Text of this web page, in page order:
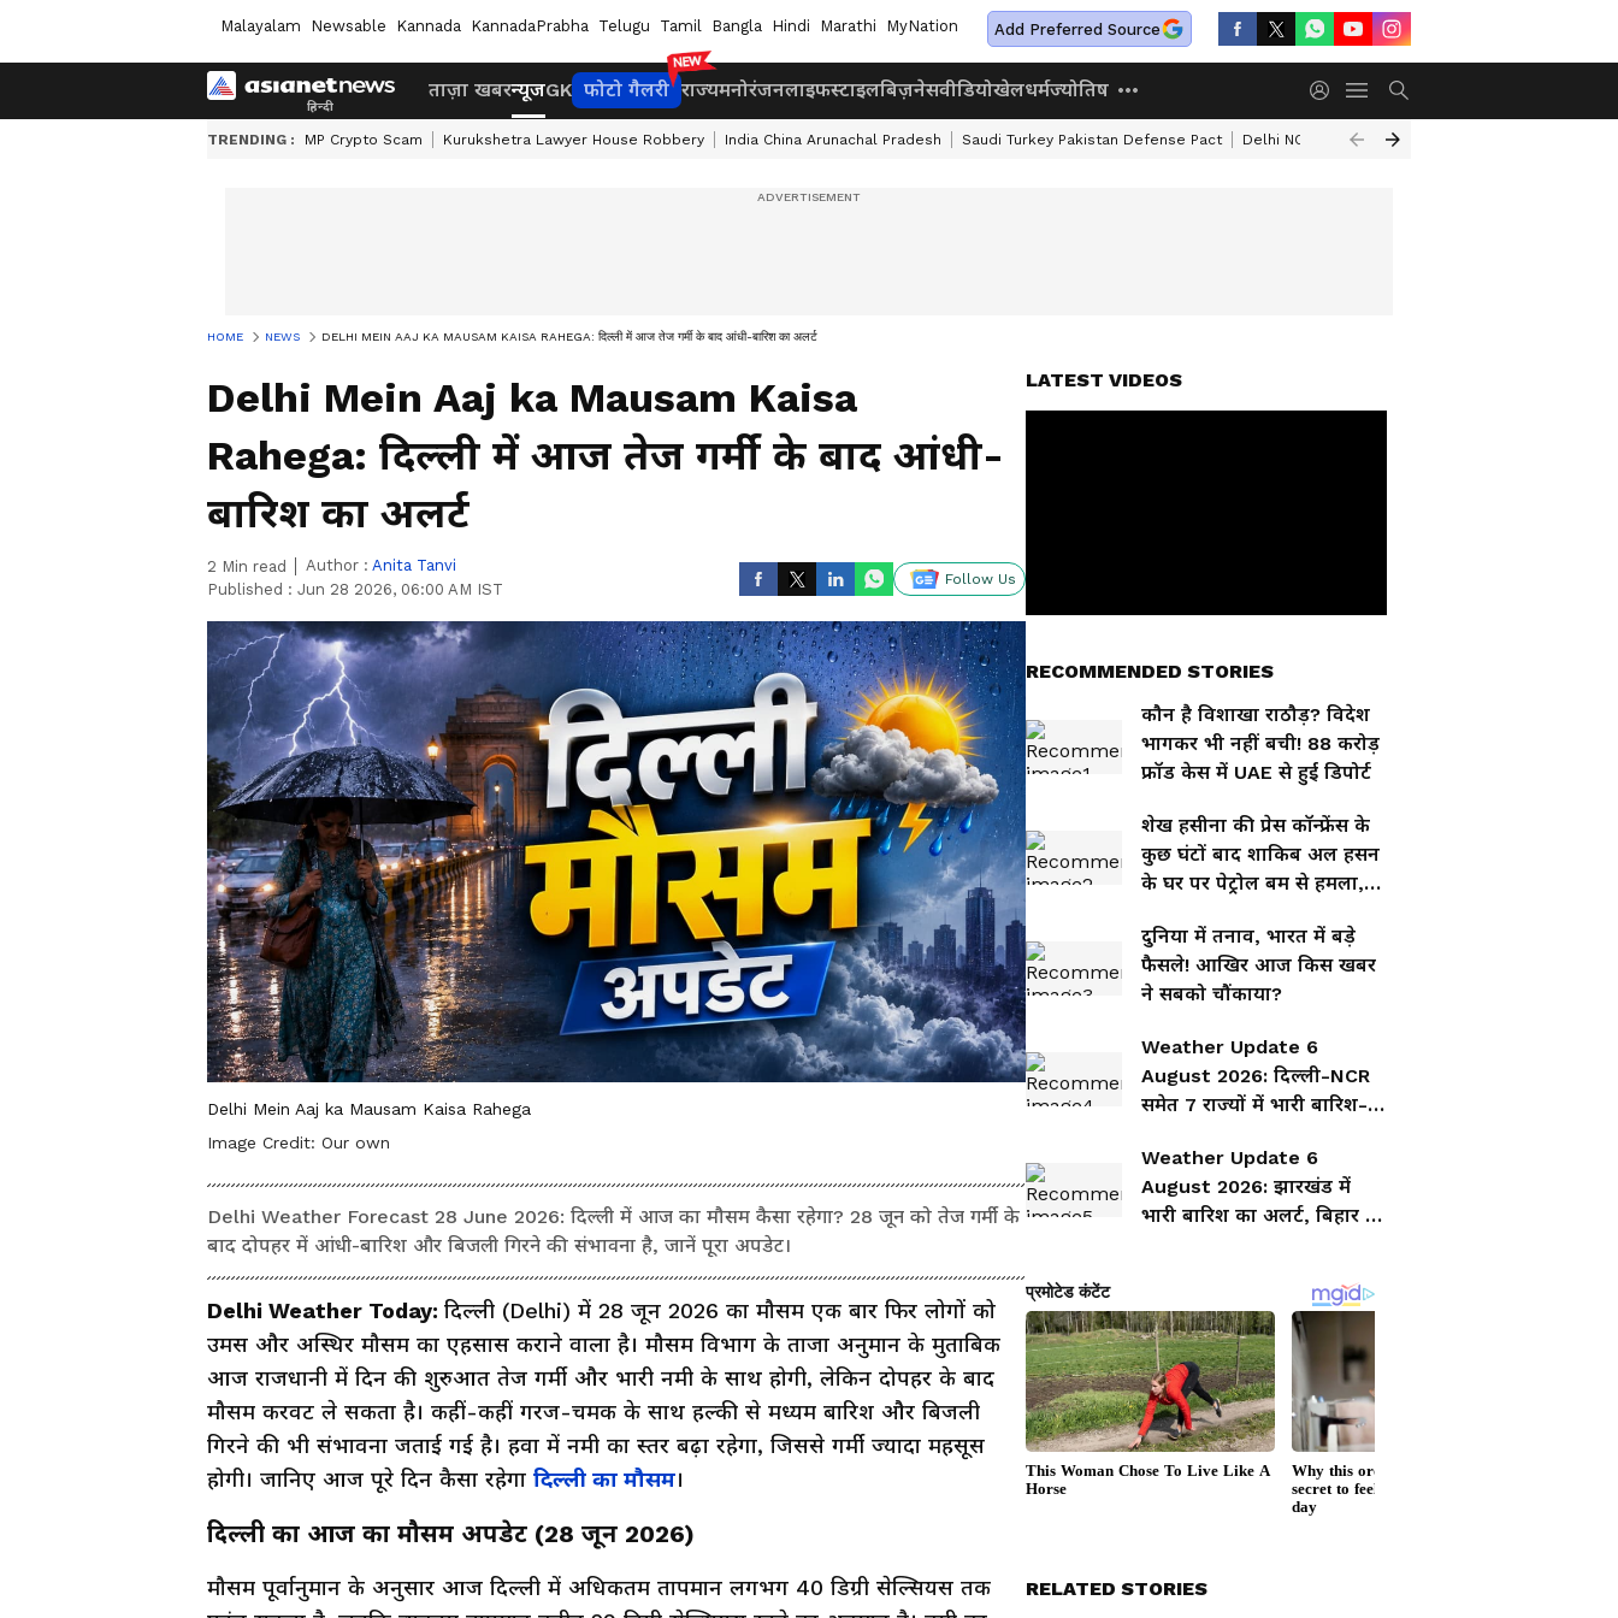
Malayalam Newsable Kannada KannadaPrabha Telugu Tamil Bangla Hindi Marathi MyNation Add Preferred Source
ताज़ा खबरन्यूजGK फोटो गैलरी राज्यमनोरंजनलाइफस्टाइलबिज़नेसवीडियोखेलधर्मज्योतिष
TRENDING : MP Crypto Scam Kurukshetra Lawyer House Robbery India China Arunachal Pradesh Saudi Turkey Pakistan Defense Pact Delhi NCR Heavy Rain
HOME NEWS DELHI MEIN AAJ KA MAUSAM KAISA RAHEGA: दिल्ली में आज तेज गर्मी के बाद आंधी-बारिश का अलर्ट
Delhi Mein Aaj ka Mausam Kaisa
Rahega: दिल्ली में आज तेज गर्मी के बाद आंधी-
बारिश का अलर्ट
2 Min read Author : Anita Tanvi
Published : Jun 28 2026, 06:00 AM IST
Follow Us
Delhi Mein Aaj ka Mausam Kaisa Rahega
Image Credit: Our own
Delhi Weather Forecast 28 June 2026: दिल्ली में आज का मौसम कैसा रहेगा? 28 जून को तेज गर्मी के
बाद दोपहर में आंधी-बारिश और बिजली गिरने की संभावना है, जानें पूरा अपडेट।
Delhi Weather Today: दिल्ली (Delhi) में 28 जून 2026 का मौसम एक बार फिर लोगों को
उमस और अस्थिर मौसम का एहसास कराने वाला है। मौसम विभाग के ताजा अनुमान के मुताबिक
आज राजधानी में दिन की शुरुआत तेज गर्मी और भारी नमी के साथ होगी, लेकिन दोपहर के बाद
मौसम करवट ले सकता है। कहीं-कहीं गरज-चमक के साथ हल्की से मध्यम बारिश और बिजली
गिरने की भी संभावना जताई गई है। हवा में नमी का स्तर बढ़ा रहेगा, जिससे गर्मी ज्यादा महसूस
होगी। जानिए आज पूरे दिन कैसा रहेगा दिल्ली का मौसम।
दिल्ली का आज का मौसम अपडेट (28 जून 2026)
मौसम पूर्वानुमान के अनुसार आज दिल्ली में अधिकतम तापमान लगभग 40 डिग्री सेल्सियस तक
LATEST VIDEOS
RECOMMENDED STORIES
कौन है विशाखा राठौड़? विदेश
भागकर भी नहीं बची! 88 करोड़
फ्रॉड केस में UAE से हुई डिपोर्ट
शेख हसीना की प्रेस कॉन्फ्रेंस के
कुछ घंटों बाद शाकिब अल हसन
के घर पर पेट्रोल बम से हमला,
दुनिया में तनाव, भारत में बड़े
फैसले! आखिर आज किस खबर
ने सबको चौंकाया?
Weather Update 6
August 2026: दिल्ली-NCR
समेत 7 राज्यों में भारी बारिश-
चेतावनी
Weather Update 6
August 2026: झारखंड में
भारी बारिश का अलर्ट, बिहार में
RELATED STORIES